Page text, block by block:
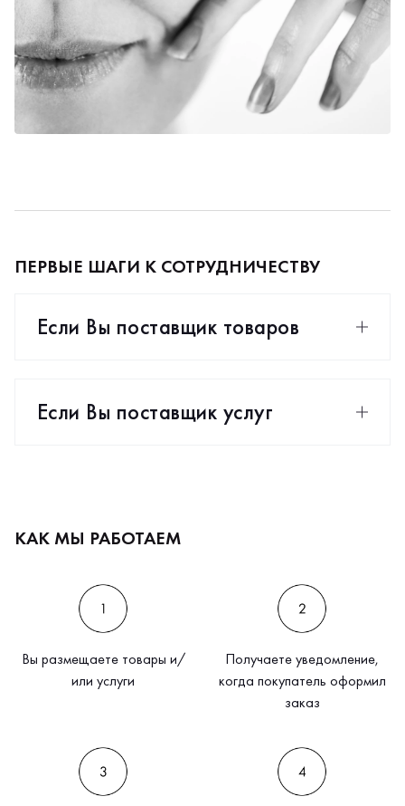
ПЕРВЫЕ ШАГИ К СОТРУДНИЧЕСТВУ
Если Вы поставщик товаров
Если Вы поставщик услуг
КАК МЫ РАБОТАЕМ
Вы размещаете товары и/
или услуги
Получаете уведомление,
когда покупатель оформил
заказ